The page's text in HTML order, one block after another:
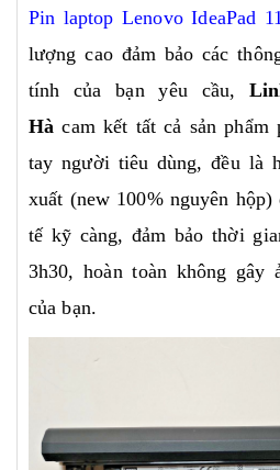
Pin laptop Lenovo IdeaPad
lượng cao đảm bảo các
tính của bạn yêu cầu,
Hà cam kết tất cả sản
tay người tiêu dùng, đều là
xuất (new 100% nguyên
tế kỹ càng, đảm bảo thời
3h30, hoàn toàn không gây
của bạn.